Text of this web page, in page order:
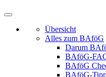
Übersicht
Alles zum BAföG
Darum
BAföG-
BAföG
BAföG-